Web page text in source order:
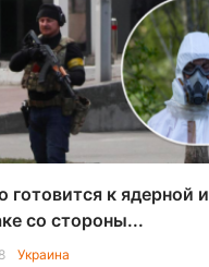
готовится к ядерной и
со стороны...
Украина